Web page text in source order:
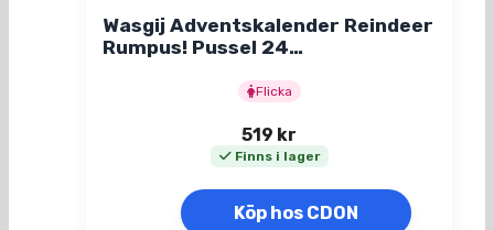
Wasgij Adventskalender Reindeer
Rumpus! Pussel 24…
Flicka
519 kr
Finns i lager
Köp hos CDON